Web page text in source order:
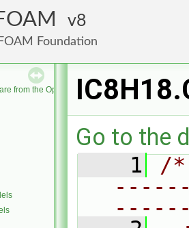
8
Foundation
from the OpenFOAM Foundation
Go to the
    1
/